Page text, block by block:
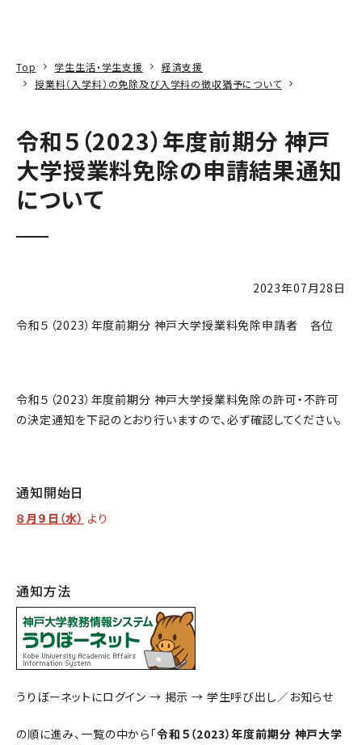
Top 学生生活・学生支援
経済支援
授業料（入学料）の免除及び入学料の徴収猶予について
令和５（2023）年度前期分 神戸
大学授業料免除の申請結果通知
について
2023年07月28日
令和５（2023）年度前期分 神戸大学授業料免除申請者 各位
令和５（2023）年度前期分 神戸大学授業料免除の許可・不許可
の決定通知を下記のとおり行いますので、必ず確認してください。
通知開始日
８月９日（水） より
通知方法
うりぼーネットにログイン → 掲示 → 学生呼び出し／お知らせ
の順に進み、一覧の中から「令和５（2023）年度前期分 神戸大学